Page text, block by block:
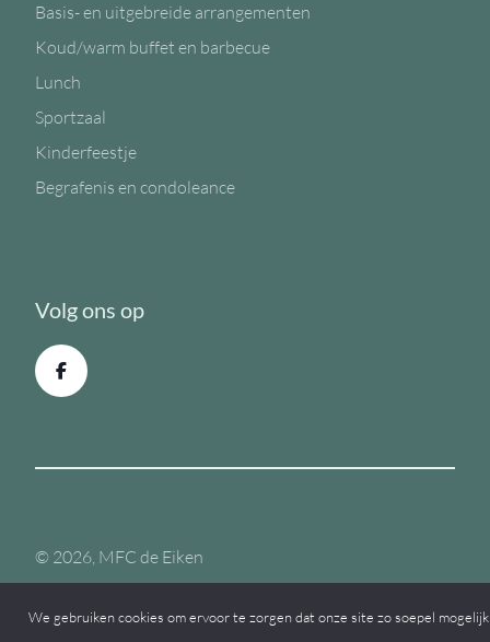
Basis- en uitgebreide arrangementen
Koud/warm buffet en barbecue
Lunch
Sportzaal
Kinderfeestje
Begrafenis en condoleance
Volg ons op
© 2026, MFC de Eiken
EenWebba website.
We gebruiken cookies om ervoor te zorgen dat onze site zo soepel